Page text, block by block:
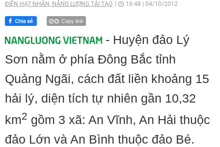
ĐIỆN HẠT NHÂN, NĂNG LƯỢNG TÁI TẠO 16:48 04/10/2012
Copy link
- Huyện đảo Lý
Sơn nằm ở phía Đông Bắc tỉnh
Quảng Ngãi, cách đất liền khoảng 15
hải lý, diện tích tự nhiên gần 10,32
km2 gồm 3 xã: An Vĩnh, An Hải thuộc
đảo Lớn và An Bình thuộc đảo Bé.